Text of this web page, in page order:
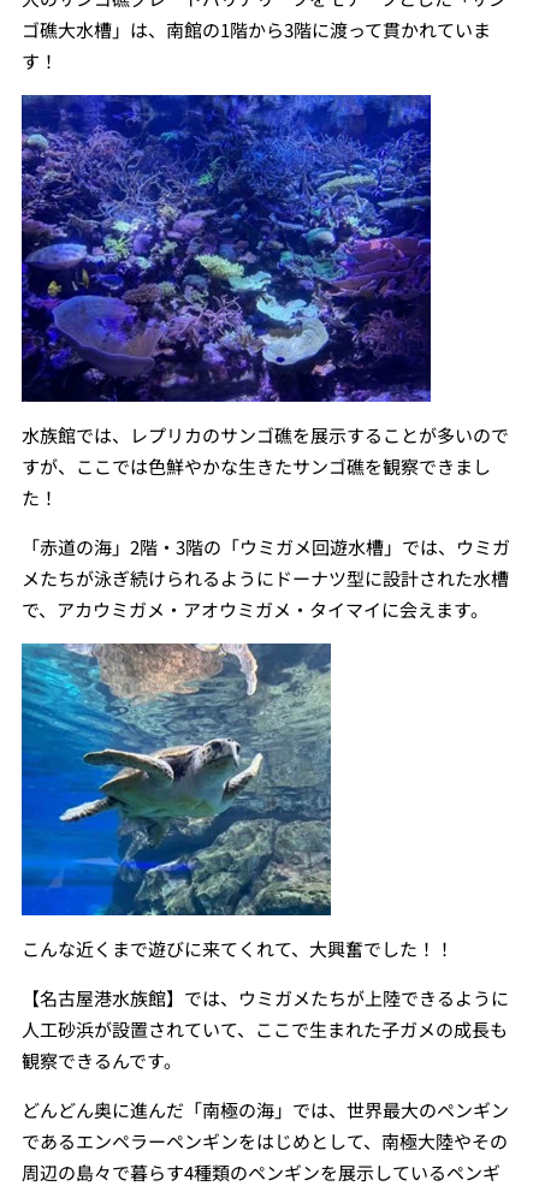
ゴ礁大水槽」は、南館の1階から3階に渡って貫かれていま
す！
水族館では、レプリカのサンゴ礁を展示することが多いので
すが、ここでは色鮮やかな生きたサンゴ礁を観察できまし
た！
「赤道の海」2階・3階の「ウミガメ回遊水槽」では、ウミガ
メたちが泳ぎ続けられるようにドーナツ型に設計された水槽
で、アカウミガメ・アオウミガメ・タイマイに会えます。
こんな近くまで遊びに来てくれて、大興奮でした！！
【名古屋港水族館】では、ウミガメたちが上陸できるように
人工砂浜が設置されていて、ここで生まれた子ガメの成長も
観察できるんです。
どんどん奥に進んだ「南極の海」では、世界最大のペンギン
であるエンペラーペンギンをはじめとして、南極大陸やその
周辺の島々で暮らす4種類のペンギンを展示しているペンギ